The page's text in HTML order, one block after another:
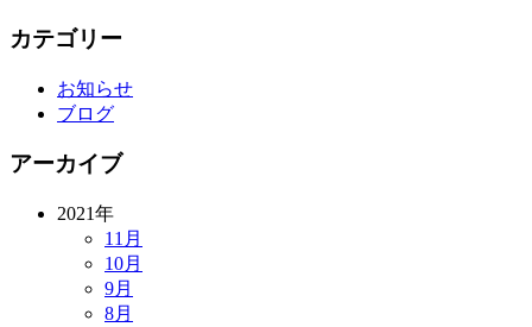
カテゴリー
お知らせ
ブログ
アーカイブ
2021年
11月
10月
9月
8月